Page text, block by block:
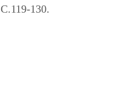
C.119-130.